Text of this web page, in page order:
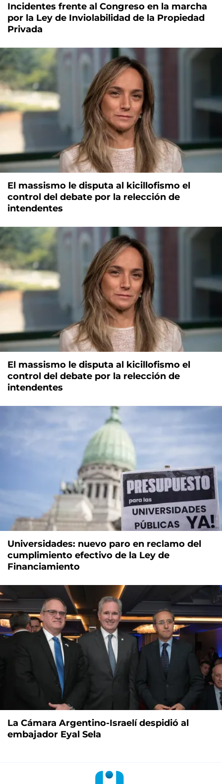
Incidentes frente al Congreso en la marcha
por la Ley de Inviolabilidad de la Propiedad
Privada
El massismo le disputa al kicillofismo el
control del debate por la relección de
intendentes
El massismo le disputa al kicillofismo el
control del debate por la relección de
intendentes
Universidades: nuevo paro en reclamo del
cumplimiento efectivo de la Ley de
Financiamiento
La Cámara Argentino-Israelí despidió al
embajador Eyal Sela